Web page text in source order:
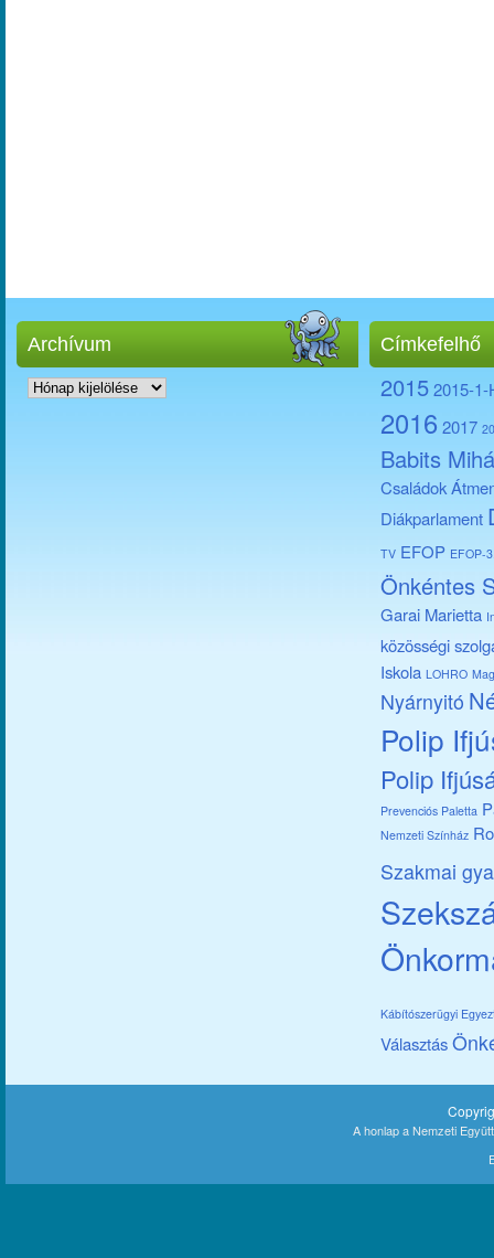
Archívum
Archívum
Címkefelhő
20152015-1-
2016 2017
Babits
Családok
Diákparlament
TV EFOP EFOP-
Önkéntes
Garai Marietta
közösségi
Iskola LOHRO
Nyárnyitó
Polip
Polip
Prevenciós Paletta
Nemzeti Színház
Szakmai
Kábítószerügyi
Választás
A honlap a Nemzeti